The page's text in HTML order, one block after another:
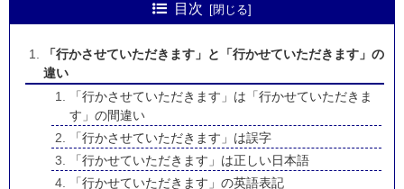
目次
「行かさせていただきます」と「行かせていただきます」の
違い
「行かさせていただきます」は「行かせていただきま
す」の間違い
「行かさせていただきます」は誤字
「行かせていただきます」は正しい日本語
「行かせていただきます」の英語表記